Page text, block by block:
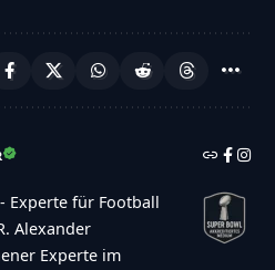
- Experte für Football
Alexander
Experte im